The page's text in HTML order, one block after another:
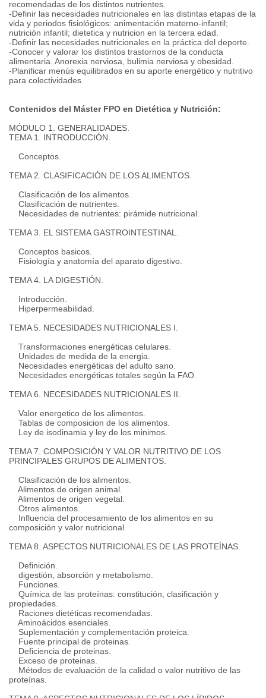
recomendadas de los distintos nutrientes.
-Definir las necesidades nutricionales en las distintas etapas de la
vida y periodos fisiológicos: animentación materno-infantil;
nutrición infantil; dietetica y nutricion en la tercera edad.
-Definir las necesidades nutricionales en la práctica del deporte.
-Conocer y valorar los distintos trastornos de la conducta
alimentaria. Anorexia nerviosa, bulimia nerviosa y obesidad.
-Planificar menús equilibrados en su aporte energético y nutritivo
para colectividades.
Contenidos del Máster FPO en Dietética y Nutrición:
MÓDULO 1. GENERALIDADES.
TEMA 1. INTRODUCCIÓN.
Conceptos.
TEMA 2. CLASIFICACIÓN DE LOS ALIMENTOS.
Clasificación de los alimentos.
Clasificación de nutrientes.
Necesidades de nutrientes: pirámide nutricional.
TEMA 3. EL SISTEMA GASTROINTESTINAL.
Conceptos basicos.
Fisiología y anatomía del aparato digestivo.
TEMA 4. LA DIGESTIÓN.
Introducción.
Hiperpermeabilidad.
TEMA 5. NECESIDADES NUTRICIONALES I.
Transformaciones energéticas celulares.
Unidades de medida de la energia.
Necesidades energéticas del adulto sano.
Necesidades energéticas totales según la FAO.
TEMA 6. NECESIDADES NUTRICIONALES II.
Valor energetico de los alimentos.
Tablas de composicion de los alimentos.
Ley de isodinamia y ley de los minimos.
TEMA 7. COMPOSICIÓN Y VALOR NUTRITIVO DE LOS
PRINCIPALES GRUPOS DE ALIMENTOS.
Clasificación de los alimentos.
Alimentos de origen animal.
Alimentos de origen vegetal.
Otros alimentos.
Influencia del procesamiento de los alimentos en su
composición y valor nutricional.
TEMA 8. ASPECTOS NUTRICIONALES DE LAS PROTEÍNAS.
Definición.
digestión, absorción y metabolismo.
Funciones.
Química de las proteínas: constitución, clasificación y
propiedades.
Raciones dietéticas recomendadas.
Aminoácidos esenciales.
Suplementación y complementación proteica.
Fuente principal de proteinas.
Deficiencia de proteinas.
Exceso de proteinas.
Métodos de evaluación de la calidad o valor nutritivo de las
proteínas.